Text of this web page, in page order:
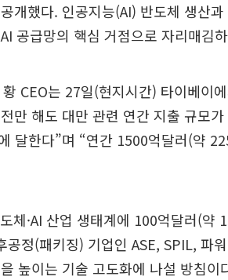
개했다. 인공지능(AI) 반도체 생산
공급망의 핵심 거점으로 자리매김
CEO는 27일(현지시간) 타이베이
만 해도 대만 관련 연간 지출 규모
달한다”며 “연간 1500억달러(약
체·AI 산업 생태계에 100억달러(약
공정(패키징) 기업인 ASE, SPIL, 파
높이는 기술 고도화에 나설 방침이